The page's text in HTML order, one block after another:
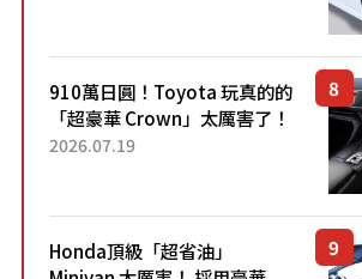
了！...
910萬日圓！Toyota 玩真的的
「超豪華 Crown」太厲害了！
採用由「匠人技藝」打造的
2026.07.19
Honda頂級「超省油」